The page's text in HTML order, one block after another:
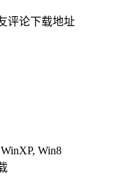
评论下载地址
Win8